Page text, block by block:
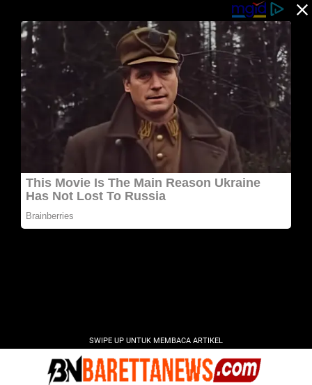
SWIPE UP UNTUK MEMBACA ARTIKEL